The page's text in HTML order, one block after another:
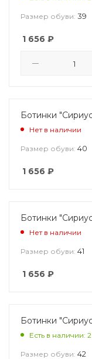
Размер обуви: 39
1 656 ₽
Ботинки
Нет в наличии
Размер обуви: 40
1 656 ₽
Ботинки
Нет в наличии
Размер обуви: 41
1 656 ₽
Ботинки
Есть в наличии: 2
Размер обуви: 42